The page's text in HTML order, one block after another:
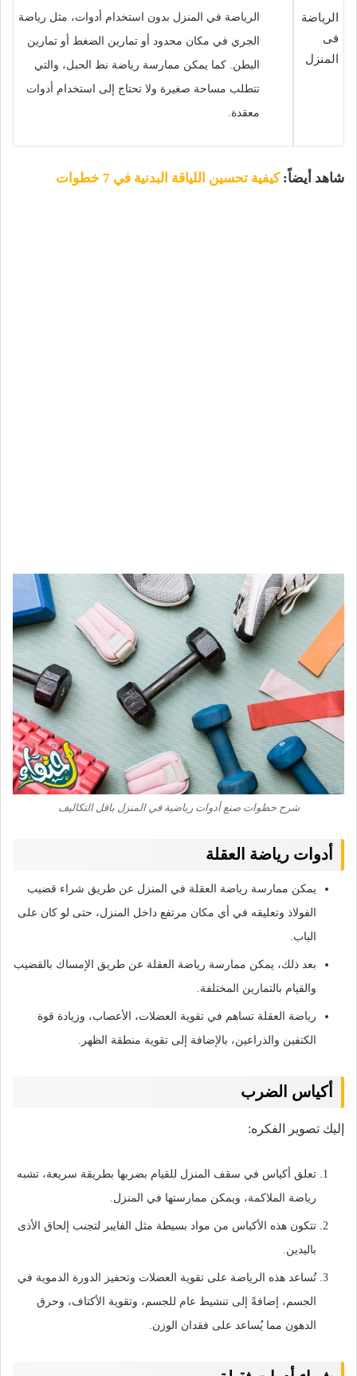
الرياضة
فى
المنزل
الرياضة في المنزل بدون استخدام أدوات، مثل رياضة
الجري في مكان محدود أو تمارين الضغط أو تمارين
البطن. كما يمكن ممارسة رياضة نط الحبل، والتي
تتطلب مساحة صغيرة ولا تحتاج إلى استخدام أدوات
معقدة.
شاهد أيضاً:كيفية تحسين اللياقة البدنية في 7 خطوات
شرح خطوات صنع أدوات رياضية في المنزل باقل التكاليف
أدوات رياضة العقلة
يمكن ممارسة رياضة العقلة في المنزل عن طريق شراء قضيب
الفولاذ وتعليقه في أي مكان مرتفع داخل المنزل، حتى لو كان على
الباب.
بعد ذلك، يمكن ممارسة رياضة العقلة عن طريق الإمساك بالقضيب
والقيام بالتمارين المختلفة.
رياضة العقلة تساهم في تقوية العضلات، الأعصاب، وزيادة قوة
الكتفين والذراعين، بالإضافة إلى تقوية منطقة الظهر.
أكياس الضرب
إليك تصوير الفكره:
تعلق أكياس في سقف المنزل للقيام بضربها بطريقة سريعة، تشبه
رياضة الملاكمة، ويمكن ممارستها في المنزل.
تتكون هذه الأكياس من مواد بسيطة مثل الفايبر لتجنب إلحاق الأذى
باليدين.
تُساعد هذه الرياضة على تقوية العضلات وتحفيز الدورة الدموية في
الجسم، إضافةً إلى تنشيط عام للجسم، وتقوية الأكتاف، وحرق
الدهون مما يُساعد على فقدان الوزن.